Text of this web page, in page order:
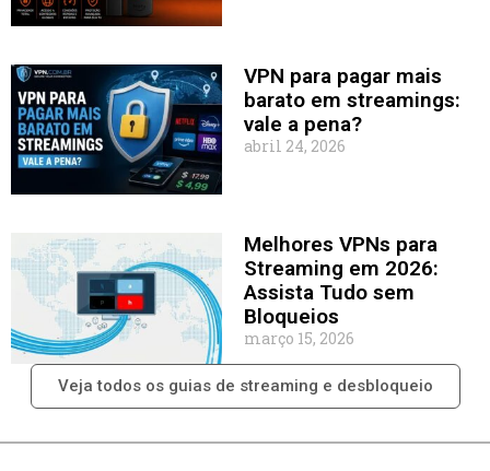
VPN para pagar mais
barato em streamings:
vale a pena?
abril 24, 2026
Melhores VPNs para
Streaming em 2026:
Assista Tudo sem
Bloqueios
março 15, 2026
Veja todos os guias de streaming e desbloqueio